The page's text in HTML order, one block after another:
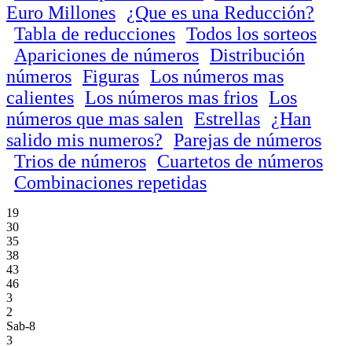
Euro Millones
¿Que es una Reducción?
Tabla de reducciones Todos los sorteos
Apariciones de números Distribución
números Figuras Los números mas
calientes Los números mas frios Los
números que mas salen Estrellas
¿Han
salido mis numeros? Parejas de números
Trios de números Cuartetos de números
Combinaciones repetidas
19
30
35
38
43
46
3
2
Sab-8
3